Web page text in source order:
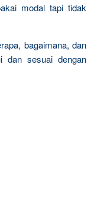
modal tapi tidak
bagaimana, dan
dan sesuai dengan